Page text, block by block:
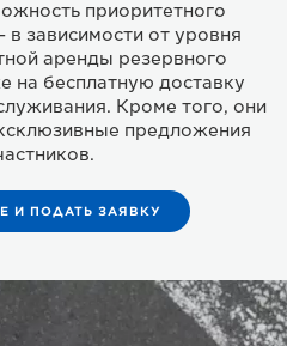
приоритетного
зависимости от уровня
аренды резервного
на бесплатную доставку
Кроме того, они
предложения
И ПОДАТЬ ЗАЯВКУ